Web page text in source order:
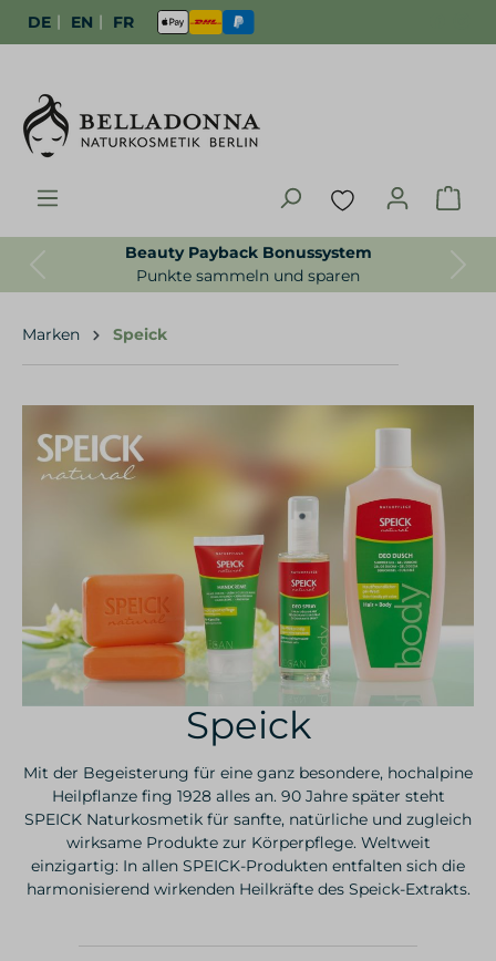
DE | EN | FR
sparen
Gratisproben zur
Für uns
Previous Next
Marken Speick
Speick
Mit der Begeisterung für eine ganz besondere, hochalpine
Heilpflanze fing 1928 alles an. 90 Jahre später steht
SPEICK Naturkosmetik für sanfte, natürliche und zugleich
wirksame Produkte zur Körperpflege. Weltweit
einzigartig: In allen SPEICK-Produkten entfalten sich die
harmonisierend wirkenden Heilkräfte des Speick-Extrakts.